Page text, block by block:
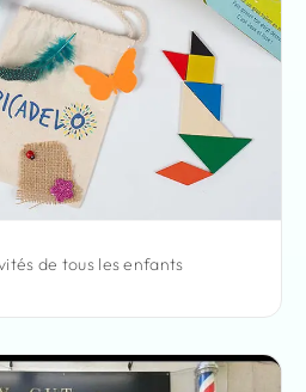
de tous les enfants